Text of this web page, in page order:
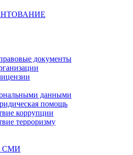
документы
данными
помощь
коррупции
терроризму
СМИ